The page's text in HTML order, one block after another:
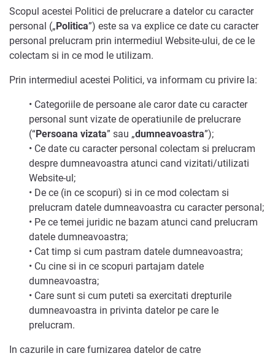
Scopul acestei Politici de prelucrare a datelor cu caracter
personal („Politica”) este sa va explice ce date cu caracter
personal prelucram prin intermediul Website-ului, de ce le
colectam si in ce mod le utilizam.
Prin intermediul acestei Politici, va informam cu privire la:
• Categoriile de persoane ale caror date cu caracter
personal sunt vizate de operatiunile de prelucrare
(“Persoana vizata” sau „dumneavoastra”);
• Ce date cu caracter personal colectam si prelucram
despre dumneavoastra atunci cand vizitati/utilizati
Website-ul;
• De ce (in ce scopuri) si in ce mod colectam si
prelucram datele dumneavoastra cu caracter personal;
• Pe ce temei juridic ne bazam atunci cand prelucram
datele dumneavoastra;
• Cat timp si cum pastram datele dumneavoastra;
• Cu cine si in ce scopuri partajam datele
dumneavoastra;
• Care sunt si cum puteti sa exercitati drepturile
dumneavoastra in privinta datelor pe care le
prelucram.
In cazurile in care furnizarea datelor de catre